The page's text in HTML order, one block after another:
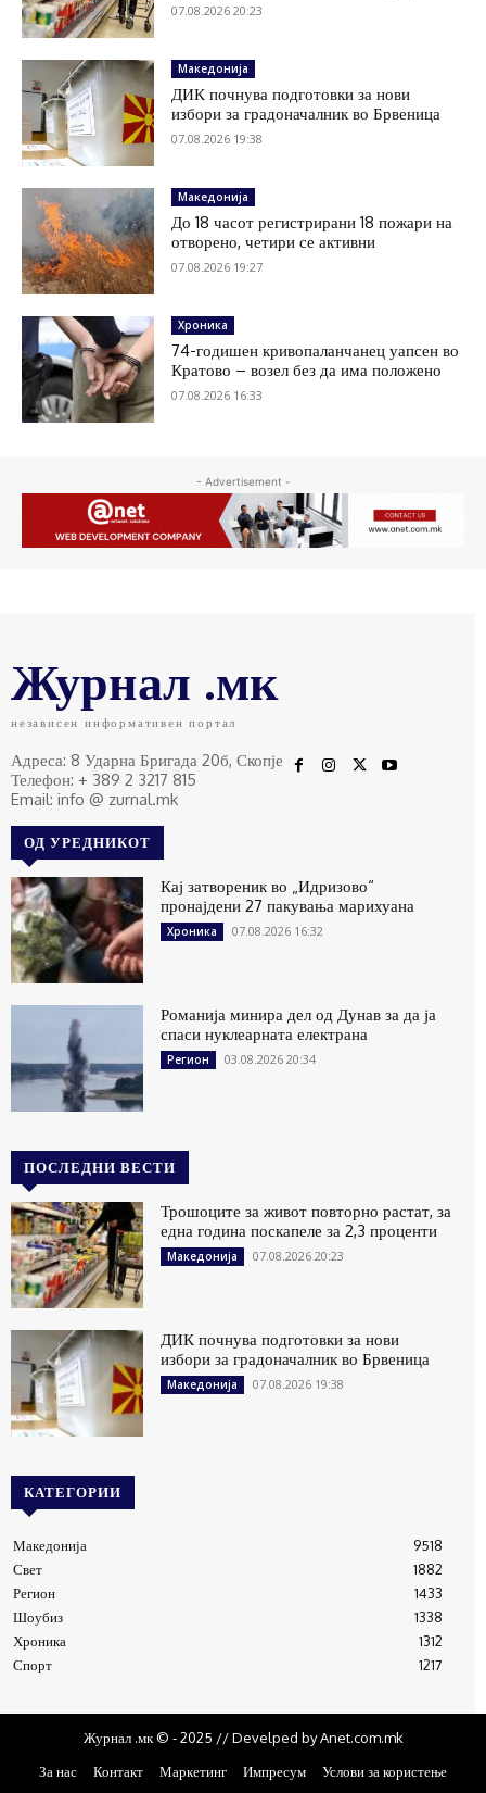
07.08.2026 20:23
Македонија
ДИК почнува подготовки за нови
избори за градоначалник во Брвеница
07.08.2026 19:38
Македонија
До 18 часот регистрирани 18 пожари на
отворено, четири се активни
07.08.2026 19:27
Хроника
74-годишен кривопаланчанец уапсен во
Кратово – возел без да има положено
07.08.2026 16:33
- Advertisement -
Журнал .мк
независен информативен портал
Адреса: 8 Ударна Бригада 20б, Скопје
Телефон: + 389 2 3217 815
Email: info @ zurnal.mk
ОД УРЕДНИКОТ
Кај затвореник во „Идризово“
пронајдени 27 пакувања марихуана
Хроника 07.08.2026 16:32
Романија минира дел од Дунав за да ја
спаси нуклеарната електрана
Регион 03.08.2026 20:34
ПОСЛЕДНИ ВЕСТИ
Трошоците за живот повторно растат, за
една година поскапеле за 2,3 проценти
Македонија 07.08.2026 20:23
ДИК почнува подготовки за нови
избори за градоначалник во Брвеница
Македонија 07.08.2026 19:38
КАТЕГОРИИ
Македонија
9518
Свет
1882
Регион
1433
Шоубиз
1338
Хроника
1312
Спорт
1217
Журнал .мк © - 2025 // Develped by Anet.com.mk
За нас
Контакт Маркетинг Импресум Услови за користење